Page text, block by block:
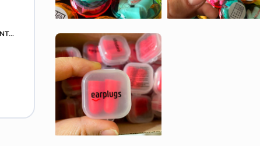
AIRMAX SPORT - DILATATOR NAZAL PENTRU O RESPIRAȚIE MAI BUNĂ - MĂRIMEA M - 2 BUCĂȚI